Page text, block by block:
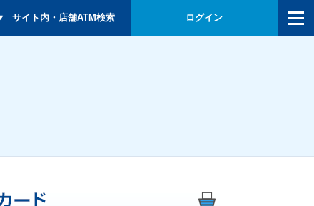
サイト内・店舗ATM検索 ログイン